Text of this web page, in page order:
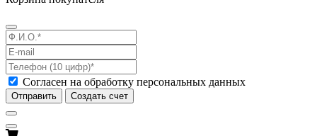
Согласен на обработку персональных данных
Отправить Создать счет